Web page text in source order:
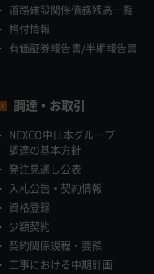
道路建設関係債務残高一覧
格付情報
有価証券報告書/半期報告書
調達・お取引
NEXCO中日本グループ
調達の基本方針
発注見通し公表
入札公告・契約情報
資格登録
少額契約
契約関係規程・要領
工事における中期計画